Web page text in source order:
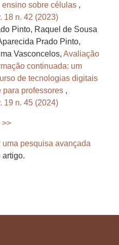
sobre células ,
18 n. 42 (2023)
Pinto, Raquel de Sousa
Prado Pinto,
Vasconcelos, Avaliação
continuada: um
de tecnologias digitais
para professores ,
19 n. 45 (2024)
>>
uma pesquisa avançada
artigo.